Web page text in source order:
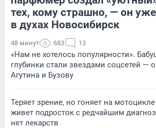
тех, кому страшно, — он
в духах Новосибирск
48 минут 683 13
«Нам не хотелось популярности».
глубинки стали звездами соцсетей —
Агутина и Бузову
Теряет зрение, но гоняет на
живет подросток с редчайшим
нет лекарств